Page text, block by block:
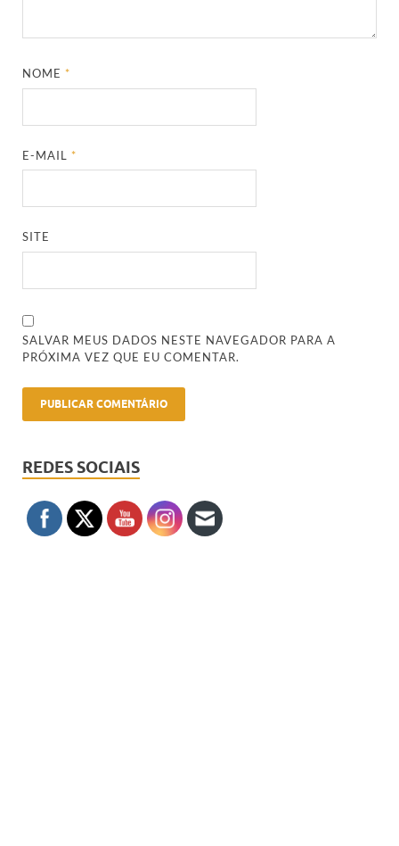
NOME*
E-MAIL*
SITE
SALVAR MEUS DADOS NESTE NAVEGADOR PARA A
PRÓXIMA VEZ QUE EU COMENTAR.
REDES SOCIAIS